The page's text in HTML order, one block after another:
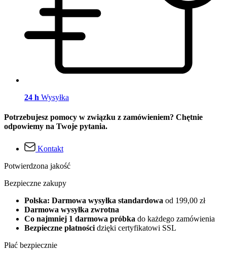
24 h Wysyłka
Potrzebujesz pomocy w związku z zamówieniem? Chętnie
odpowiemy na Twoje pytania.
Kontakt
Potwierdzona jakość
Bezpieczne zakupy
Polska: Darmowa wysyłka standardowa od 199,00 zł
Darmowa wysyłka zwrotna
Co najmniej 1 darmowa próbka do każdego zamówienia
Bezpieczne płatności dzięki certyfikatowi SSL
Płać bezpiecznie